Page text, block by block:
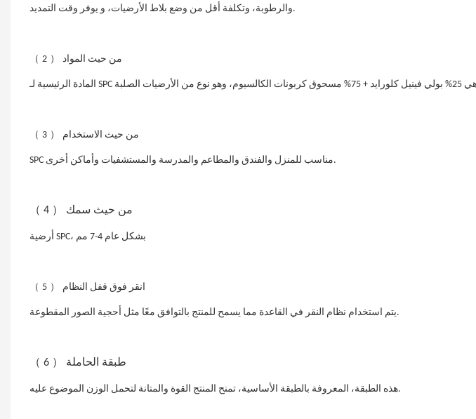
والرطوبة، وتكلفة أقل من وضع بلاط الأرضيات، و يوفر وقت التمديد.
（ 2） من حيث المواد
（ 3） من حيث الاستخدام
SPC مناسب للمنزل والفندق والمطاعم والمدرسة والمستشفيات وأماكن أخرى.
（ 4） من حيث سمك
أرضية SPC، بشكل عام 4-7 مم
（ 5） انقر فوق قفل النظام
يتم استخدام نظام النقر في القاعدة مما يسمح للمنتج بالتوافق معًا مثل أحجية الصور المقطوعة.
（ 6） طبقة الحاملة
هذه الطبقة، المعروفة بالطبقة الأساسية، تمنح المنتج القوة والمتانة لتحمل الوزن الموضوع عليه.